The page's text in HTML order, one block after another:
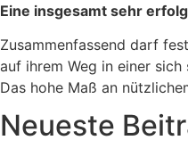
Eine insgesamt sehr
Zusammenfassend darf
auf ihrem Weg in einer
Das hohe Maß an
Neueste